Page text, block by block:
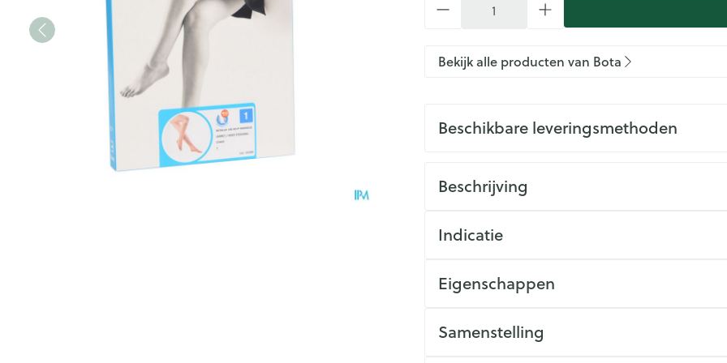
Bekijk alle producten van Bota
Beschikbare leveringsmethoden
Beschrijving
Indicatie
Eigenschappen
Samenstelling